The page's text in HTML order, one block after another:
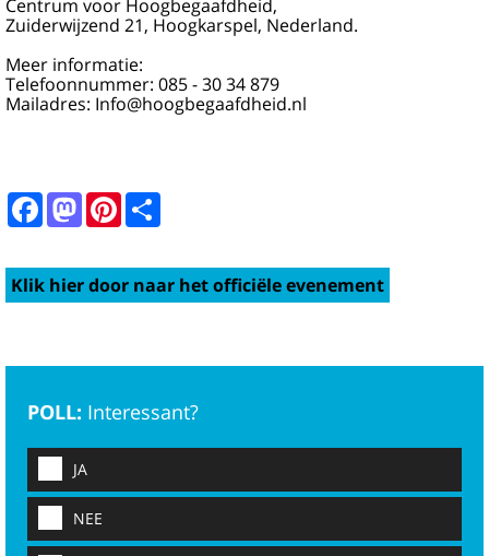
Centrum voor Hoogbegaafdheid,
Zuiderwijzend 21, Hoogkarspel, Nederland.
Meer informatie:
Telefoonnummer: 085 - 30 34 879
Mailadres: Info@hoogbegaafdheid.nl
FacebookMastodon
Pinterest
Klik hier door naar het officiële evenement
POLL: Interessant?
JA
NEE